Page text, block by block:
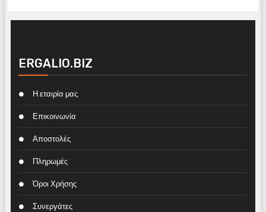
ERGALIO.BIZ
Η εταιρία μας
Επικοινωνία
Αποστολές
Πληρωμές
Όροι Χρήσης
Συνεργάτες